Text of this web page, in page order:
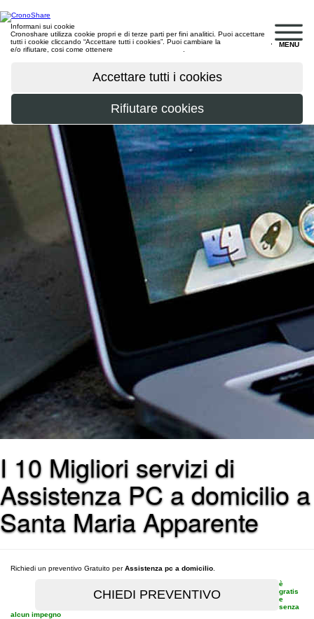
MENU
Informani sui cookie
Cronoshare utilizza cookie propri e di terze parti per fini analitici. Puoi accettare
tutti i cookie cliccando “Accettare tutti i cookies”. Puoi cambiare la
e/o rifiutare, cosi come ottenere
I 10 Migliori servizi di
Assistenza PC a domicilio a
Santa Maria Apparente
Richiedi un preventivo Gratuito perAssistenza pc a domicilio
è
gratis
e
senza
alcun impegno